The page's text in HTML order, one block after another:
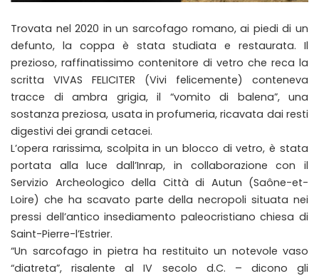
Trovata nel 2020 in un sarcofago romano, ai piedi di un
defunto, la coppa è stata studiata e restaurata. Il
prezioso, raffinatissimo contenitore di vetro che reca la
scritta VIVAS FELICITER (Vivi felicemente) conteneva
tracce di ambra grigia, il “vomito di balena”, una
sostanza preziosa, usata in profumeria, ricavata dai resti
digestivi dei grandi cetacei.
L’opera rarissima, scolpita in un blocco di vetro, è stata
portata alla luce dall’Inrap, in collaborazione con il
Servizio Archeologico della Città di Autun (Saône-et-
Loire) che ha scavato parte della necropoli situata nei
pressi dell’antico insediamento paleocristiano chiesa di
Saint-Pierre-l’Estrier.
“Un sarcofago in pietra ha restituito un notevole vaso
“diatreta”, risalente al IV secolo d.C. – dicono gli